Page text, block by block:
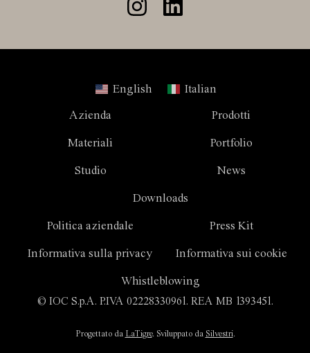
© IOC S.p.A. P.IVA 02228330961. REA MB 1393451.
Politica aziendale Press Kit
Informativa sulla privacy Informativa sui cookie
Whistleblowing
English Italian
Azienda Prodotti
Materiali Portfolio
Studio News
Downloads
Progettato da LaTigre. Sviluppato da Silvestri.